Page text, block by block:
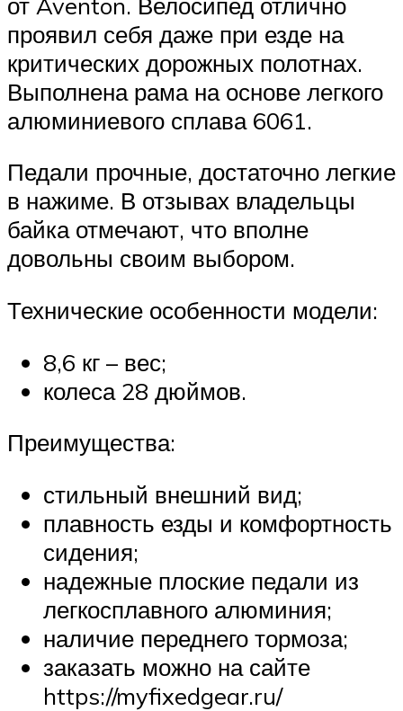
проявил себя даже при езде на
критических дорожных полотнах.
Выполнена рама на основе легкого
алюминиевого сплава 6061.
Педали прочные, достаточно легкие
в нажиме. В отзывах владельцы
байка отмечают, что вполне
довольны своим выбором.
Технические особенности модели:
8,6 кг – вес;
колеса 28 дюймов.
Преимущества:
стильный внешний вид;
плавность езды и комфортность
сидения;
надежные плоские педали из
легкосплавного алюминия;
наличие переднего тормоза;
заказать можно на сайте
https://myfixedgear.ru/